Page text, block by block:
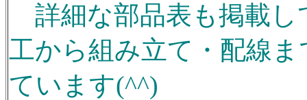
詳細な部品表も掲載し
工から組み立て・配線
ています(^^)